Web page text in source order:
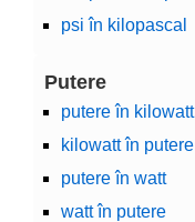
psi în kilopascal
Putere
putere în kilowatt
kilowatt în putere
putere în watt
watt în putere